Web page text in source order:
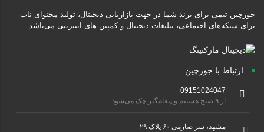
جورچین تیمی برای برند شما در جهت بازاریابی دیجیتال، تولید محتوای ناب
برای شبکه‌های اجتماعی، تبلیغات دیجیتال و کمپین های اینترنتی می‌باشد.
ارتباط با جورچین
09151024047
مشهد، سر صارمی ۶۰ پلاک ۲۹